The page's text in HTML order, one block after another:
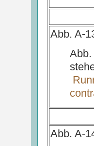
Abb. A-
Abb.
Abb. A-